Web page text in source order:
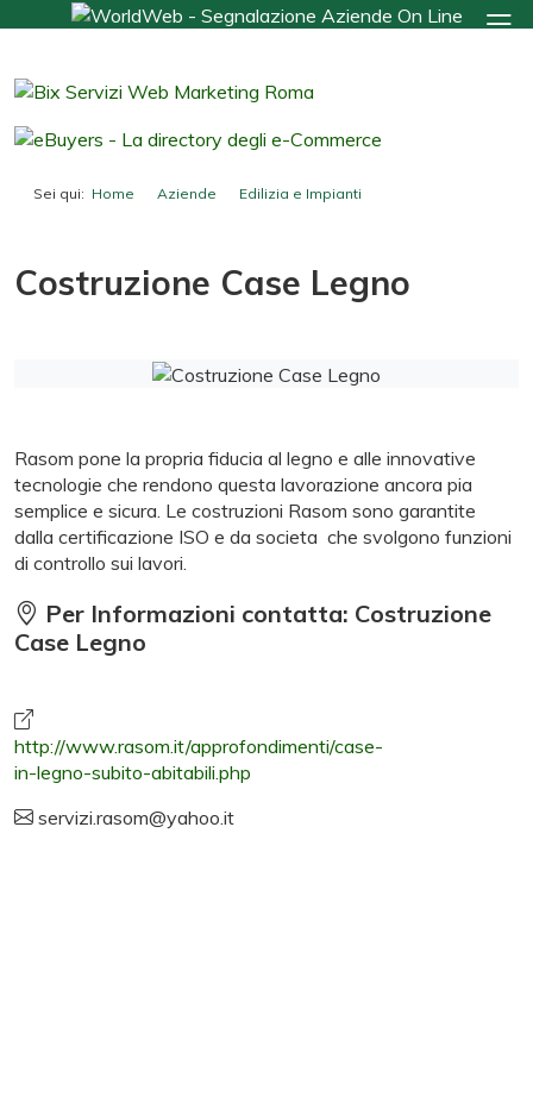
Sei qui: Home Aziende
Edilizia e Impianti
Costruzione Case Legno
Rasom pone la propria fiducia al legno e alle innovative
tecnologie che rendono questa lavorazione ancora pia
semplice e sicura. Le costruzioni Rasom sono garantite
dalla certificazione ISO e da societa che svolgono funzioni
di controllo sui lavori.
Per Informazioni contatta: Costruzione
Case Legno
http://www.rasom.it/approfondimenti/case-
in-legno-subito-abitabili.php
servizi.rasom@yahoo.it